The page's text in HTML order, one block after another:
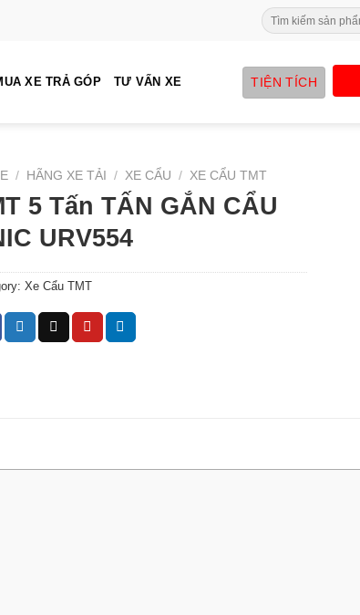
Search
for:
XE TRẢ GÓP TƯ VẤN XE TIỆN TÍCH
/ HÃNG XE TẢI / XE CẨU / XE CẨU TMT
5 Tấn TẤN GẮN CẨU
URV554
Xe Cẩu TMT